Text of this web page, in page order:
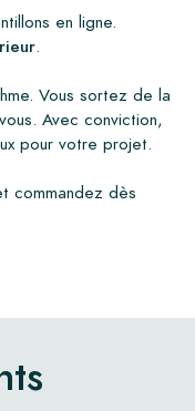
en ligne.
.
Vous sortez de la
Avec conviction,
pour votre projet.
commandez dès